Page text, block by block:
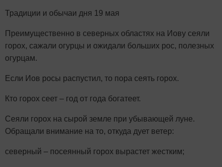
Традиции и обычаи дня 19 мая
Преимущественно в северных областях на Иову сеяли
горох, сажали огурцы и ожидали больших рос, полезных
огурцам.
Если Иов росы распустил, то пора сеять горох.
Кто горох сеет – год от года богатеет.
Сеяли горох на сырой земле при убывающей луне.
Обращали внимание на то, откуда дует ветер:
северный – посеянный горох вырастет жестким;